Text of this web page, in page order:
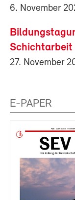
6. November
Schichtarbeit
27. November
E-PAPER